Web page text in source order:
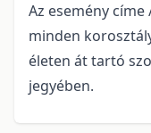
Az esemény
minden
életen át tartó
jegyében.